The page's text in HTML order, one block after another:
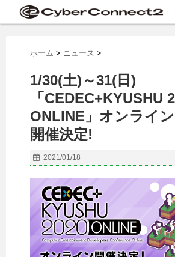
ホーム > ニュース >
1/30(土)～31(日)
「CEDEC+KYUSHU
ONLINE」オンライ
開催決定!
2021/01/18